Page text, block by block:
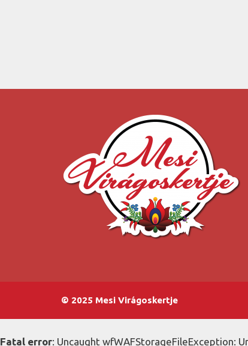
© 2025 Mesi Virágoskertje
Fatal error: Uncaught